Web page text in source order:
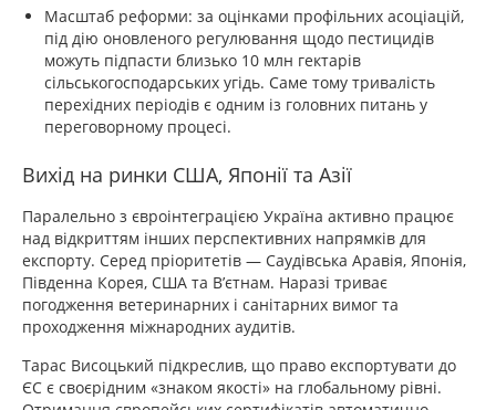
Масштаб реформи: за оцінками профільних асоціацій,
під дію оновленого регулювання щодо пестицидів
можуть підпасти близько 10 млн гектарів
сільськогосподарських угідь. Саме тому тривалість
перехідних періодів є одним із головних питань у
переговорному процесі.
Вихід на ринки США, Японії та Азії
Паралельно з євроінтеграцією Україна активно працює
над відкриттям інших перспективних напрямків для
експорту. Серед пріоритетів — Саудівська Аравія, Японія,
Південна Корея, США та В’єтнам. Наразі триває
погодження ветеринарних і санітарних вимог та
проходження міжнародних аудитів.
Тарас Висоцький підкреслив, що право експортувати до
ЄС є своєрідним «знаком якості» на глобальному рівні.